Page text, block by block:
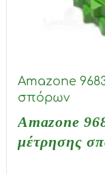
Amazone
σπόρων
Amazone
μέτρησης